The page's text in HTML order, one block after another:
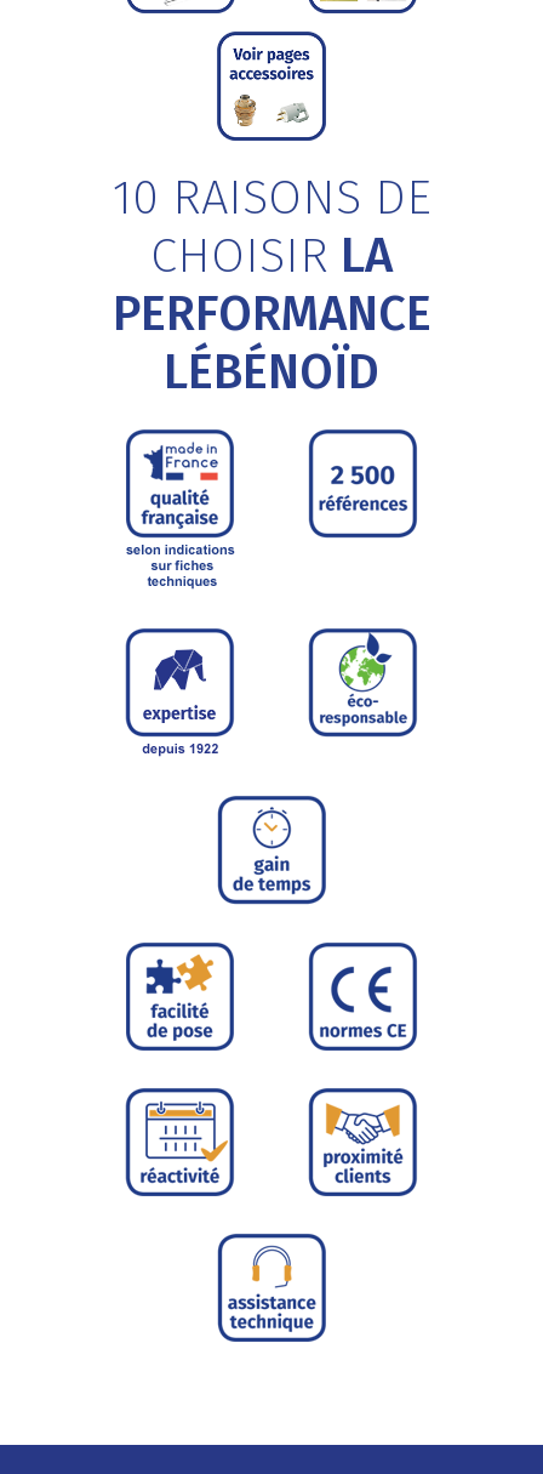
10 RAISONS DE
CHOISIR LA
PERFORMANCE
LÉBÉNOÏD